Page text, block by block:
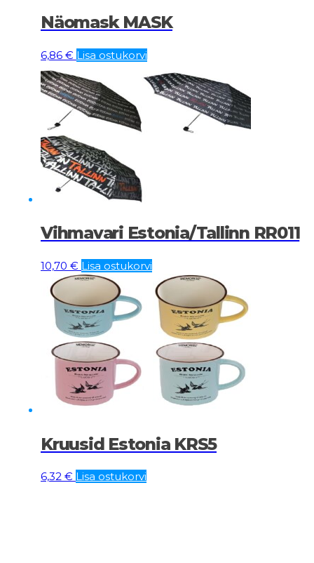
Näomask MASK
6,86 € Lisa ostukorvi
Vihmavari Estonia/Tallinn RR011
10,70 € Lisa ostukorvi
Kruusid Estonia KRS5
6,32 € Lisa ostukorvi